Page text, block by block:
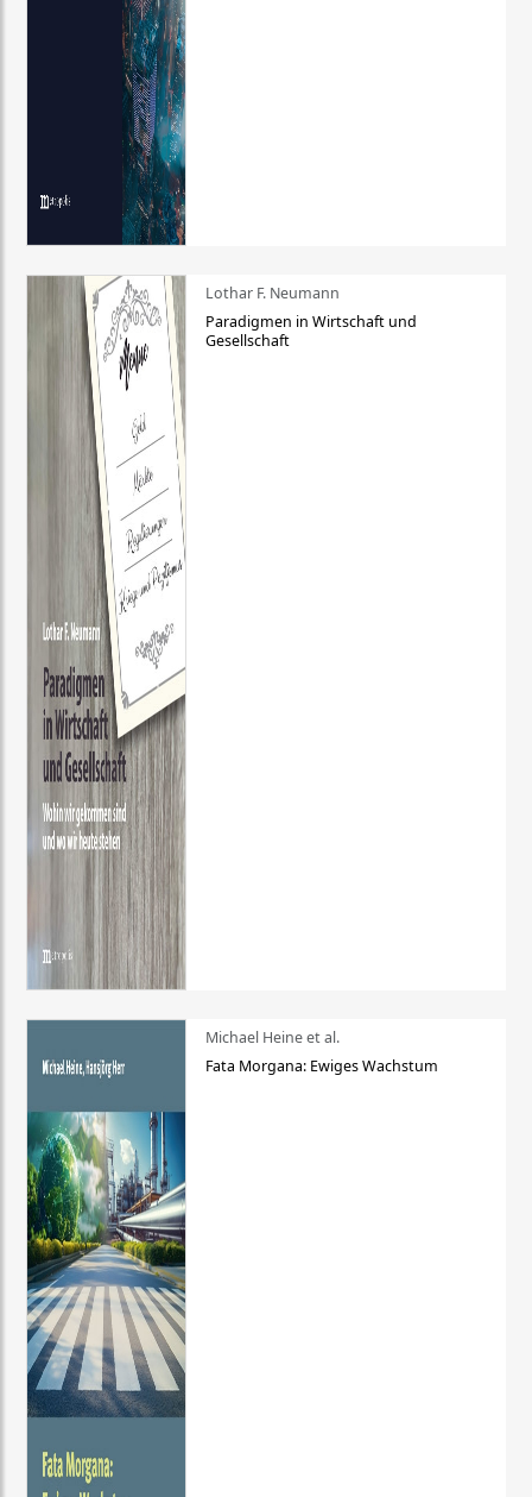
Lothar F. Neumann
Paradigmen in Wirtschaft und
Gesellschaft
Michael Heine et al.
Fata Morgana: Ewiges Wachstum